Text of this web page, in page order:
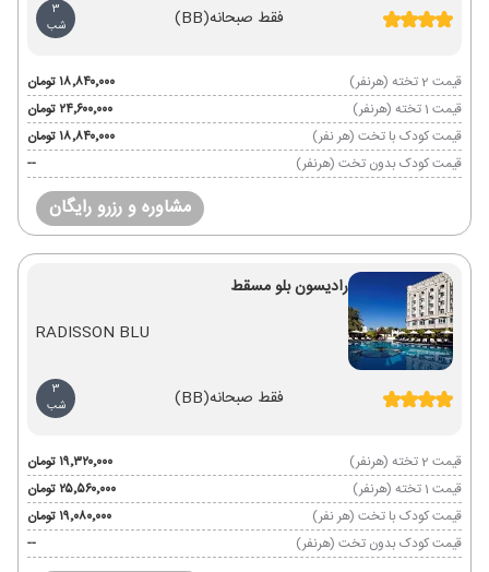
فقط صبحانه(BB)
3
شب
قیمت 2 تخته (هرنفر)
۱۸٬۸۴۰٬۰۰۰ تومان
قیمت 1 تخته (هرنفر)
۲۴٬۶۰۰٬۰۰۰ تومان
قیمت کودک با تخت (هر نفر)
۱۸٬۸۴۰٬۰۰۰ تومان
قیمت کودک بدون تخت (هرنفر)
--
مشاوره و رزرو رایگان
رادیسون بلو مسقط
RADISSON BLU
فقط صبحانه(BB)
3
شب
قیمت 2 تخته (هرنفر)
۱۹٬۳۲۰٬۰۰۰ تومان
قیمت 1 تخته (هرنفر)
۲۵٬۵۶۰٬۰۰۰ تومان
قیمت کودک با تخت (هر نفر)
۱۹٬۰۸۰٬۰۰۰ تومان
قیمت کودک بدون تخت (هرنفر)
--